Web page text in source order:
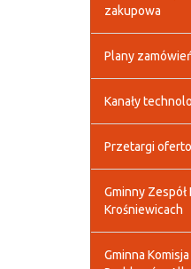
zakupowa
Plany
Kanały
Przetargi
Gminny
Krośniewicach
Gminna